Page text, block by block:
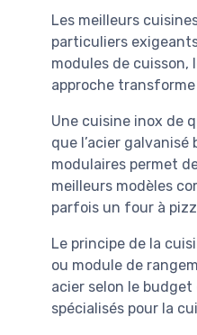
Les meilleurs
particuliers
modules de
approche
Une cuisine inox de
que l’acier galvanisé
modulaires permet
meilleurs modèles
parfois un four à
Le principe de la
ou module de
acier selon le budget
spécialisés pour la